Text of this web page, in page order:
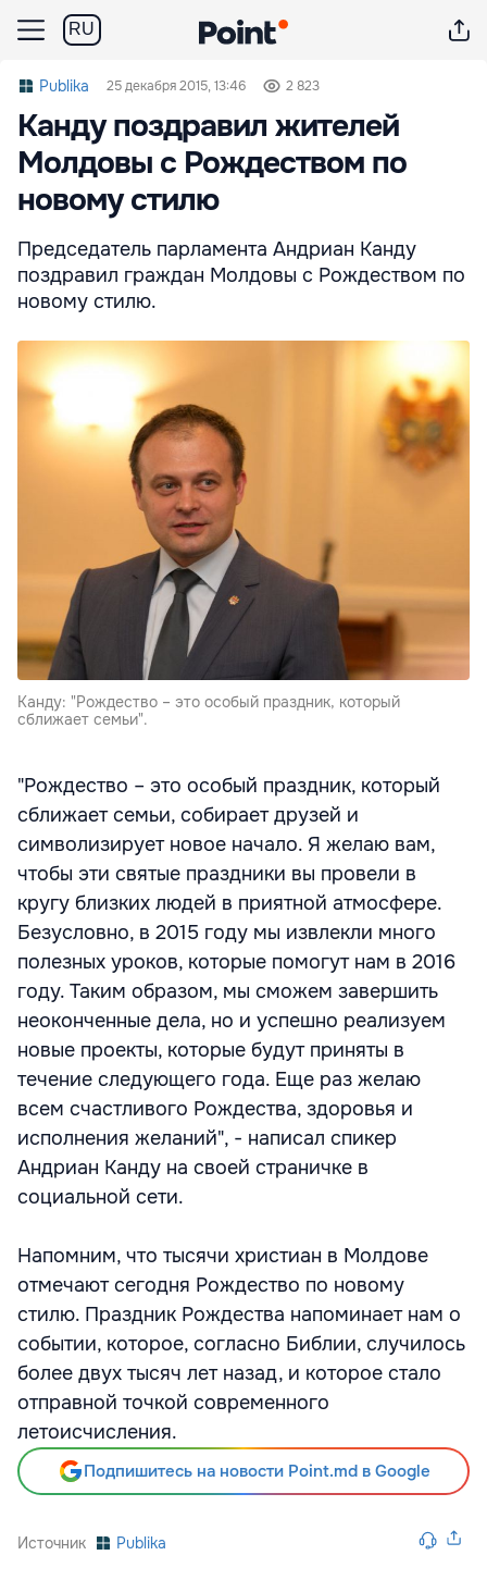
RU
Publika 25 декабря 2015, 13:46 2 823
Канду поздравил жителей
Молдовы с Рождеством по
новому стилю
Председатель парламента Андриан Канду
поздравил граждан Молдовы с Рождеством по
новому стилю.
Канду: "Рождество – это особый праздник, который
сближает семьи".
"Рождество – это особый праздник, который
сближает семьи, собирает друзей и
символизирует новое начало. Я желаю вам,
чтобы эти святые праздники вы провели в
кругу близких людей в приятной атмосфере.
Безусловно, в 2015 году мы извлекли много
полезных уроков, которые помогут нам в 2016
году. Таким образом, мы сможем завершить
неоконченные дела, но и успешно реализуем
новые проекты, которые будут приняты в
течение следующего года. Еще раз желаю
всем счастливого Рождества, здоровья и
исполнения желаний", - написал спикер
Андриан Канду на своей страничке в
социальной сети.
Напомним, что тысячи христиан в Молдове
отмечают сегодня Рождество по новому
стилю. Праздник Рождества напоминает нам о
событии, которое, согласно Библии, случилось
более двух тысяч лет назад, и которое стало
отправной точкой современного
летоисчисления.
Подпишитесь на новости Point.md в Google
Источник Publika